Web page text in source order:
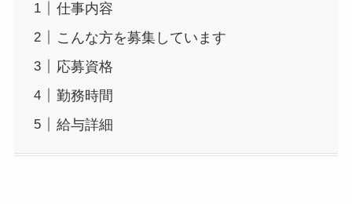
仕事内容
こんな方を募集しています
応募資格
勤務時間
給与詳細